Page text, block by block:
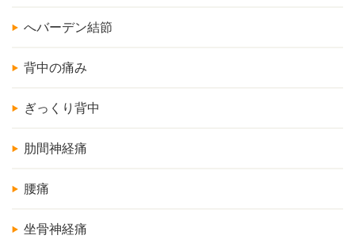
へバーデン結節
背中の痛み
ぎっくり背中
肋間神経痛
腰痛
坐骨神経痛